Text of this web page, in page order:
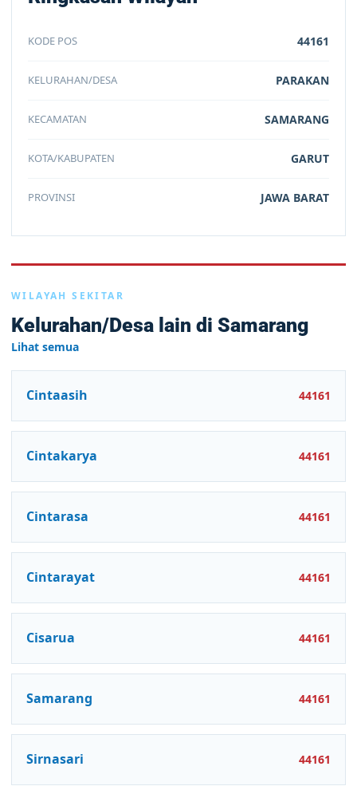
KODE POS 44161
KELURAHAN/DESA PARAKAN
KECAMATAN SAMARANG
KOTA/KABUPATEN GARUT
PROVINSI JAWA BARAT
WILAYAH SEKITAR
Kelurahan/Desa lain di Samarang
Lihat semua
Cintaasih 44161
Cintakarya 44161
Cintarasa 44161
Cintarayat 44161
Cisarua 44161
Samarang 44161
Sirnasari 44161